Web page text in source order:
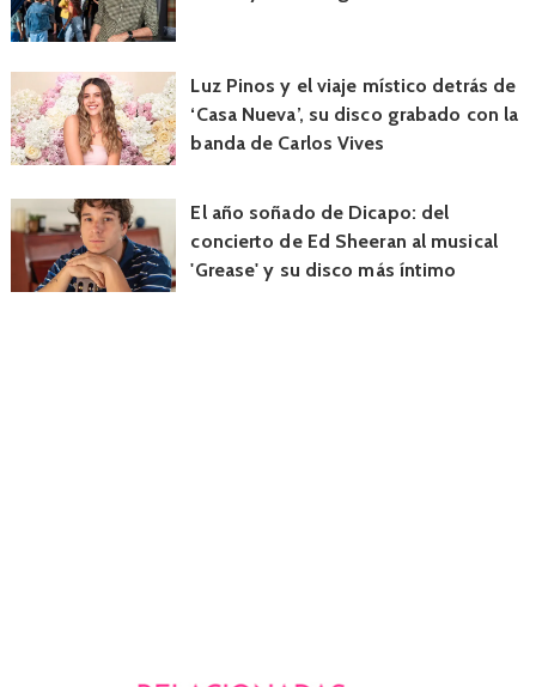
Luz Pinos y el viaje místico detrás de
‘Casa Nueva’, su disco grabado con la
banda de Carlos Vives
El año soñado de Dicapo: del
concierto de Ed Sheeran al musical
'Grease' y su disco más íntimo